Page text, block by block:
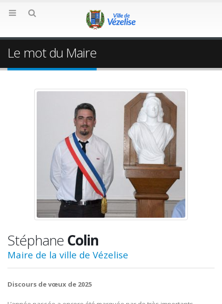
Le mot du Maire
Stéphane Colin
Maire de la ville de Vézelise
Discours de vœux de 2025